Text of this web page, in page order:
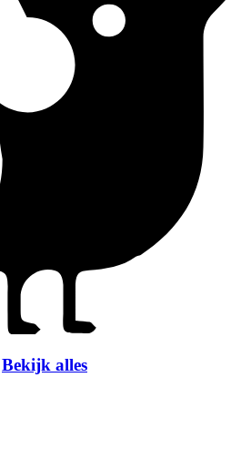
Bekijk alles